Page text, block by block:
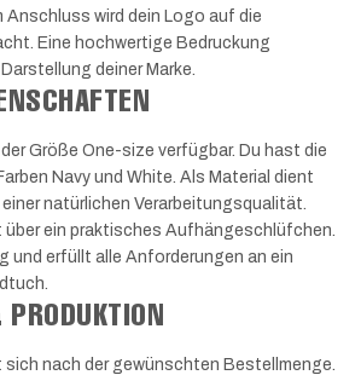
Anschluss wird dein Logo auf die
Eine hochwertige Bedruckung
deiner Marke.
Größe One-size verfügbar. Du hast die
Navy und White. Als Material dient
natürlichen Verarbeitungsqualität.
ein praktisches Aufhängeschlüfchen.
und erfüllt alle Anforderungen an ein
nach der gewünschten Bestellmenge.